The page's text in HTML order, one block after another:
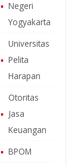
▪ Negeri
Yogyakarta
▪
Universitas
Pelita
Harapan
▪
Otoritas
Jasa
Keuangan
▪ BPOM